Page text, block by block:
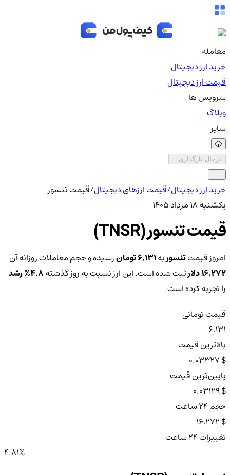
معامله
خرید ارز دیجیتال
قیمت ارز دیجیتال
سرویس ها
وبلاگ
سایر
درحال بارگذاری...
خرید ارز دیجیتال/قیمت ارزهای دیجیتال/قیمت تنسور
یکشنبه ۱۸ مرداد ۱۴۰۵
قیمت تنسور (TNSR)
امروز قیمتتنسوربه6,131 تومان
رسیده و حجم معاملات روزانه آن
16,272 دلار
ثبت شده است. این ارز نسبت به روز گذشته4.8% رشد
را تجربه کرده است.
قیمت تومانی
6,131
بالاترین قیمت
$ 0.03327
پایین‌ترین قیمت
$ 0.03129
حجم ۲۴ ساعت
$ 16,272
تغییرات ۲۴ ساعت
4.81%